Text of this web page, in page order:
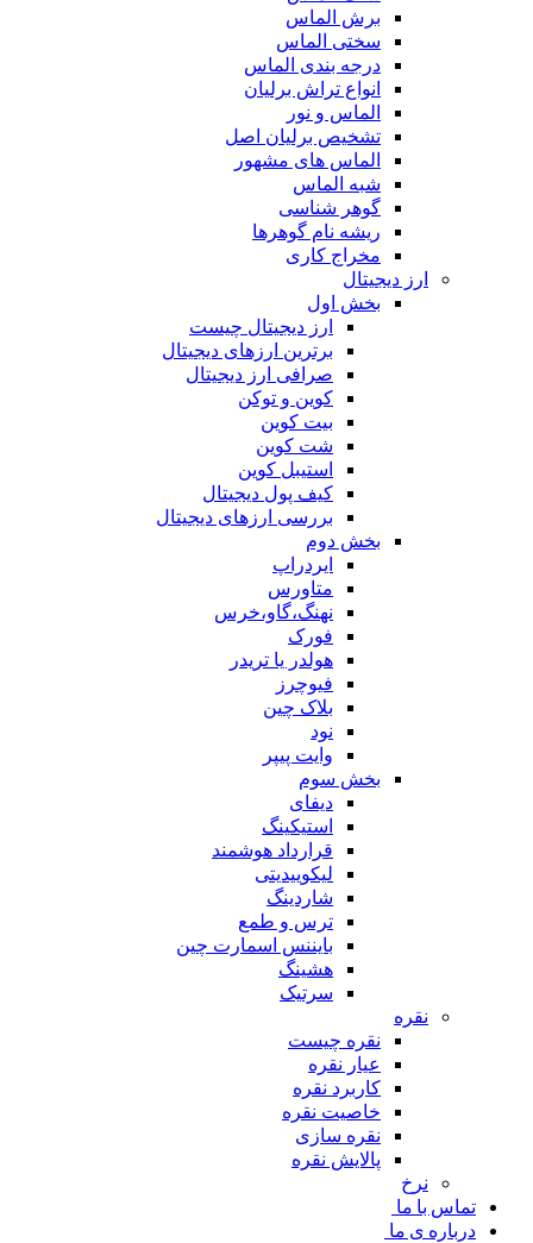
برش الماس
سختی الماس
درجه بندی الماس
انواع تراش برلیان
الماس و نور
تشخیص برلیان اصل
الماس های مشهور
شبه الماس
گوهر شناسی
ریشه نام گوهرها
مخراج کاری
ارز دیجیتال
بخش اول
ارز دیجیتال چیست
برترین ارزهای دیجیتال
صرافی ارز دیجیتال
کوین و توکن
بیت کوین
شت کوین
استیبل کوین
کیف پول دیجیتال
بررسی ارزهای دیجیتال
بخش دوم
ایردراپ
متاورس
نهنگ،گاو،خرس
فورک
هولدر یا تریدر
فیوچرز
بلاک چین
نود
وایت پیپر
بخش سوم
دیفای
استیکینگ
قرارداد هوشمند
لیکوییدیتی
شاردینگ
ترس و طمع
بایننس اسمارت چین
هشینگ
سرتیک
نقره
نقره چیست
عیار نقره
کاربرد نقره
خاصیت نقره
نقره سازی
پالایش نقره
نرخ
تماس با ما
درباره ی ما